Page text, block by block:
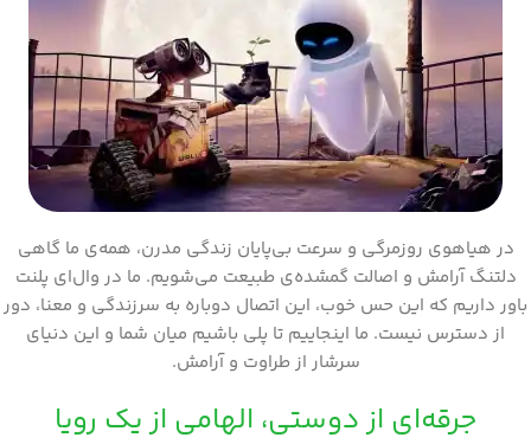
در هیاهوی روزمرگی و سرعت بی‌پایان زندگی مدرن، همه‌ی ما گاهی
دلتنگ آرامش و اصالت گمشده‌ی طبیعت می‌شویم. ما در وال‌ای پلنت
باور داریم که این حس خوب، این اتصال دوباره به سرزندگی و معنا، دور
از دسترس نیست. ما اینجاییم تا پلی باشیم میان شما و این دنیای
سرشار از طراوت و آرامش.
جرقه‌ای از دوستی، الهامی از یک رویا